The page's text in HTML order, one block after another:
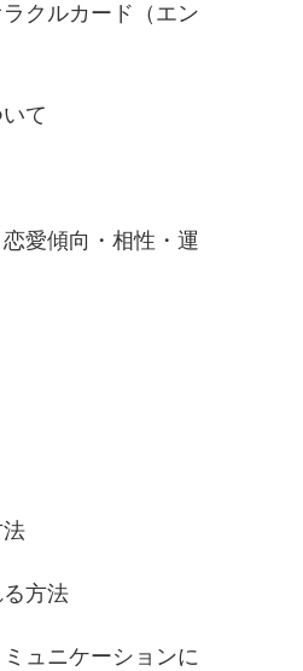
クルカード（エン
て
愛傾向・相性・運
方法
ュニケーションに